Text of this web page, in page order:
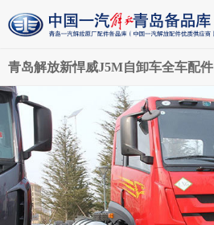
青岛解放新悍威J5M自卸车全车配件